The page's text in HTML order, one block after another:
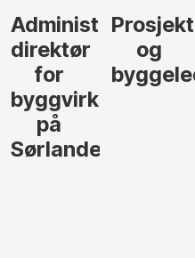
Administrerende
direktør
for
byggvirksomhet
på
Sørlandet
og